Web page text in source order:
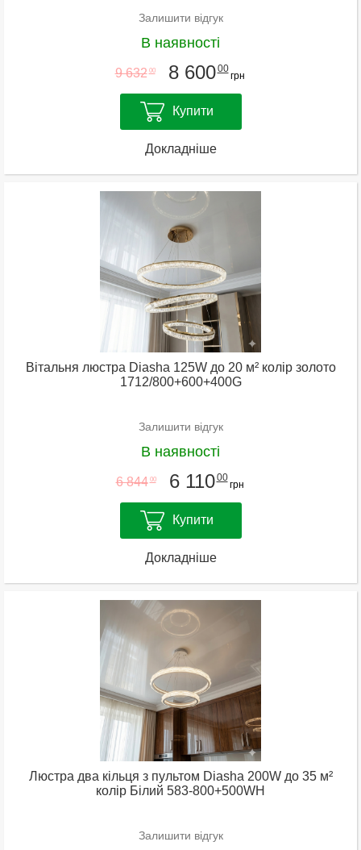
Залишити відгук
В наявності
9 632 00 8 60000
грн
Купити
Докладніше
Вітальня люстра Diasha 125W до 20 м² колір золото
1712/800+600+400G
Залишити відгук
В наявності
6 844 00 6 11000
грн
Купити
Докладніше
Люстра два кільця з пультом Diasha 200W до 35 м²
колір Білий 583-800+500WH
Залишити відгук